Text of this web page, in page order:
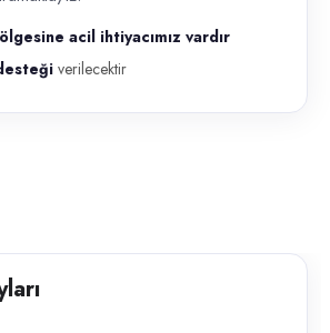
acil ihtiyacımız vardır
verilecektir